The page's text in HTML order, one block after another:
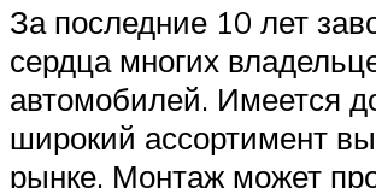
За последние 10 лет
сердца многих
автомобилей. Имеется
широкий ассортимент
рынке. Монтаж может